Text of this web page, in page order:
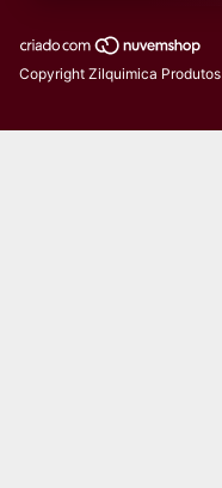
Copyright Zilquimica